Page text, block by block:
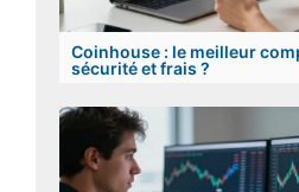
Coinhouse : le meilleur
sécurité et frais ?